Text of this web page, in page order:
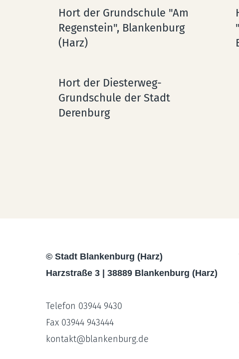
Hort der Grundschule "Am
Regenstein", Blankenburg
(Harz)
Hort der Diesterweg-
Grundschule der Stadt
Derenburg
© Stadt Blankenburg (Harz)
Harzstraße 3 | 38889 Blankenburg (Harz)
Telefon 03944 9430
Fax 03944 943444
kontakt@blankenburg.de